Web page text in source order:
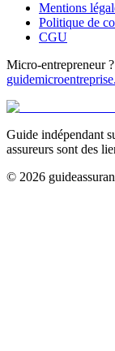
Mentions
Politique de
CGU
Micro-entrepreneur
Guide indépendant
assureurs sont des
© 2026